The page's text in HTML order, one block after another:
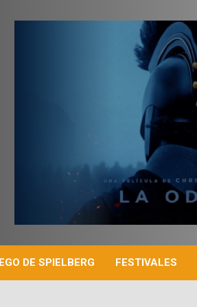
DE SPIELBERG FESTIVALES